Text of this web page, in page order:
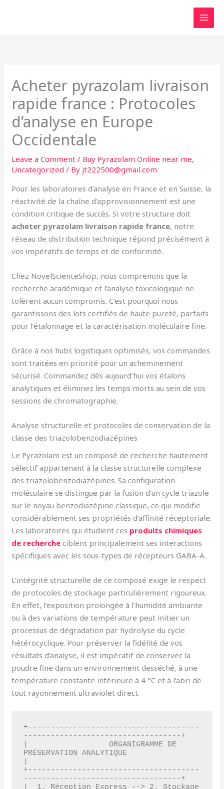
Acheter pyrazolam livraison
rapide france : Protocoles
d’analyse en Europe
Occidentale
Leave a Comment / Buy Pyrazolam Online near me,
Uncategorized / By jt222500@gmail.com
Pour les laboratoires d’analyse en France et en Suisse, la
réactivité de la chaîne d’approvisionnement est une
condition critique de succès. Si votre structure doit
acheter pyrazolam livraison rapide france, notre
réseau de distribution technique répond précisément à
vos impératifs de temps et de conformité.
Chez NovelScienceShop, nous comprenons que la
recherche académique et l’analyse toxicologique ne
tolèrent aucun compromis. C’est pourquoi nous
garantissons des lots certifiés de haute pureté, parfaits
pour l’étalonnage et la caractérisation moléculaire fine.
Grâce à nos hubs logistiques optimisés, vos commandes
sont traitées en priorité pour un acheminement
sécurisé. Commandez dès aujourd’hui vos étalons
analytiques et éliminez les temps morts au sein de vos
sessions de chromatographie.
Analyse structurelle et protocoles de conservation de la
classe des triazolobenzodiazépines
Le Pyrazolam est un composé de recherche hautement
sélectif appartenant à la classe structurelle complexe
des triazolobenzodiazépines. Sa configuration
moléculaire se distingue par la fusion d’un cycle triazole
sur le noyau benzodiazépine classique, ce qui modifie
considérablement ses propriétés d’affinité réceptoriale.
Les laboratoires qui étudient ces produits chimiques
de recherche ciblent principalement ses interactions
spécifiques avec les sous-types de récepteurs GABA-A.
L’intégrité structurelle de ce composé exige le respect
de protocoles de stockage particulièrement rigoureux.
En effet, l’exposition prolongée à l’humidité ambiante
ou à des variations de température peut initier un
processus de dégradation par hydrolyse du cycle
hétérocyclique. Pour préserver la fidélité de vos
résultats d’analyse, il est impératif de conserver la
poudre fine dans un environnement desséché, à une
température constante inférieure à 4 °C et à l’abri de
tout rayonnement ultraviolet direct.
+--------------------------------------
-----------------------------------+
|                  ORGANIGRAMME DE
PRÉSERVATION ANALYTIQUE
+--------------------------------------
-----------------------------------+
|  1. Réception Express --> 2. Stockage